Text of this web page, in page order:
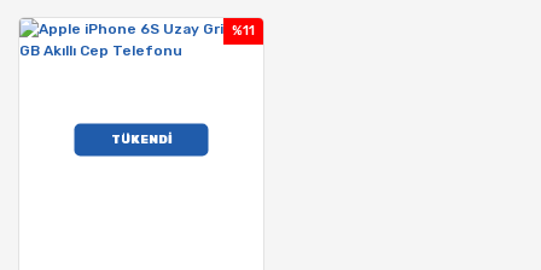
TÜKENDİ
%11